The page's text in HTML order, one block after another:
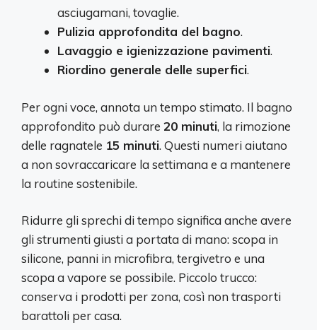
asciugamani, tovaglie.
Pulizia approfondita del bagno.
Lavaggio e igienizzazione pavimenti.
Riordino generale delle superfici.
Per ogni voce, annota un tempo stimato. Il bagno
approfondito può durare 20 minuti, la rimozione
delle ragnatele 15 minuti. Questi numeri aiutano
a non sovraccaricare la settimana e a mantenere
la routine sostenibile.
Ridurre gli sprechi di tempo significa anche avere
gli strumenti giusti a portata di mano: scopa in
silicone, panni in microfibra, tergivetro e una
scopa a vapore se possibile. Piccolo trucco:
conserva i prodotti per zona, così non trasporti
barattoli per casa.